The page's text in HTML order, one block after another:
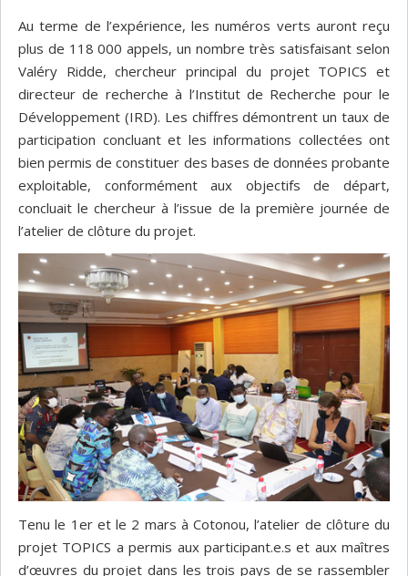
Au terme de l’expérience, les numéros verts auront reçu
plus de 118 000 appels, un nombre très satisfaisant selon
Valéry Ridde, chercheur principal du projet TOPICS et
directeur de recherche à l’Institut de Recherche pour le
Développement (IRD). Les chiffres démontrent un taux de
participation concluant et les informations collectées ont
bien permis de constituer des bases de données probante
exploitable, conformément aux objectifs de départ,
concluait le chercheur à l’issue de la première journée de
l’atelier de clôture du projet.
Tenu le 1er et le 2 mars à Cotonou, l’atelier de clôture du
projet TOPICS a permis aux participant.e.s et aux maîtres
d’œuvres du projet dans les trois pays de se rassembler